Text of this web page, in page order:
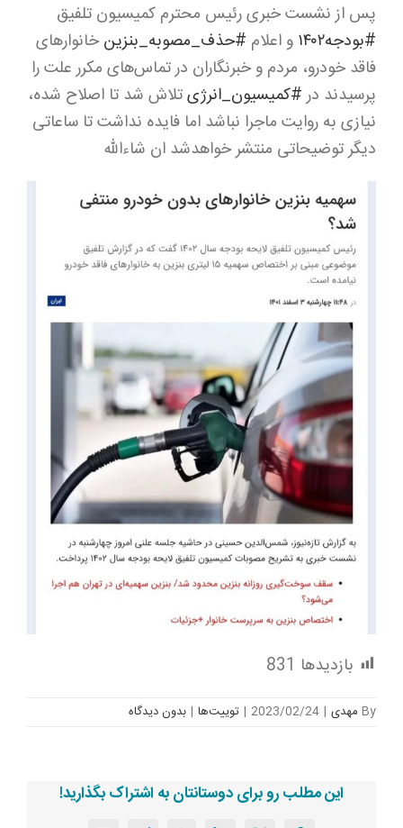
پس از نشست خبری رئیس محترم کمیسیون تلفیق
#بودجه۱۴۰۲
و اعلام #حذف_مصوبه_بنزین خانوارهای
فاقد خودرو، مردم و خبرنگاران در تماس‌های مکرر علت را
پرسیدند در#کمیسیون_انرژیتلاش شد تا اصلاح شده،
نیازی به روایت ماجرا نباشد اما فایده‌ نداشت تا ساعاتی
دیگر توضیحاتی منتشر خواهدشد ان شاءالله
بازدیدها 831
By مهدی |
2023/02/24
| توییت‌ها | بدون ديدگاه
این مطلب رو برای دوستانتان به اشتراک بگذارید!